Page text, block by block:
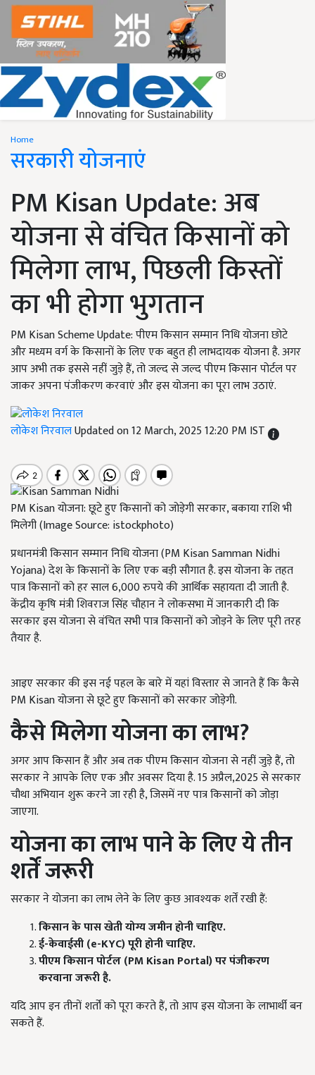
Home
सरकारी योजनाएं
PM Kisan Update: अब
योजना से वंचित किसानों को
मिलेगा लाभ, पिछली किस्तों
का भी होगा भुगतान
PM Kisan Scheme Update: पीएम किसान सम्मान निधि योजना छोटे
और मध्यम वर्ग के किसानों के लिए एक बहुत ही लाभदायक योजना है. अगर
आप अभी तक इससे नहीं जुड़े हैं, तो जल्द से जल्द पीएम किसान पोर्टल पर
जाकर अपना पंजीकरण करवाएं और इस योजना का पूरा लाभ उठाएं.
लोकेश निरवालUpdated on 12 March, 2025 12:20 PM IST
PM Kisan योजना: छूटे हुए किसानों को जोड़ेगी सरकार, बकाया राशि भी
मिलेगी (Image Source: istockphoto)
प्रधानमंत्री किसान सम्मान निधि योजना (PM Kisan Samman Nidhi
Yojana) देश के किसानों के लिए एक बड़ी सौगात है. इस योजना के तहत
पात्र किसानों को हर साल 6,000 रुपये की आर्थिक सहायता दी जाती है.
केंद्रीय कृषि मंत्री शिवराज सिंह चौहान ने लोकसभा में जानकारी दी कि
सरकार इस योजना से वंचित सभी पात्र किसानों को जोड़ने के लिए पूरी तरह
तैयार है.
आइए सरकार की इस नई पहल के बारे में यहां विस्तार से जानते हैं कि कैसे
PM Kisan योजना से छूटे हुए किसानों को सरकार जोड़ेगी.
कैसे मिलेगा योजना का लाभ?
अगर आप किसान हैं और अब तक पीएम किसान योजना से नहीं जुड़े हैं, तो
सरकार ने आपके लिए एक और अवसर दिया है. 15 अप्रैल,2025 से सरकार
चौथा अभियान शुरू करने जा रही है, जिसमें नए पात्र किसानों को जोड़ा
जाएगा.
योजना का लाभ पाने के लिए ये तीन
शर्तें जरूरी
सरकार ने योजना का लाभ लेने के लिए कुछ आवश्यक शर्तें रखी हैं:
किसान के पास खेती योग्य जमीन होनी चाहिए.
ई-केवाईसी (e-KYC)पूरी होनी चाहिए.
पीएम किसान पोर्टल (PM Kisan Portal)पर पंजीकरण
करवाना जरूरी है.
यदि आप इन तीनों शर्तों को पूरा करते हैं, तो आप इस योजना के लाभार्थी बन
सकते हैं.